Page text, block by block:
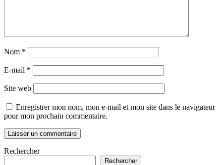
Nom *
E-mail *
Site web
Enregistrer mon nom, mon e-mail et mon site dans le navigateur
pour mon prochain commentaire.
Rechercher
Rechercher